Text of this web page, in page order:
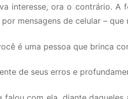
interesse, ora o contrário. A
mensagens de celular –
é uma pessoa que brinca
de seus erros e